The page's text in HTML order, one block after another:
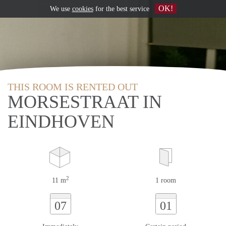
THIS ROOM IS RENTED OUT
MORSESTRAAT IN
EINDHOVEN
11 m2 1 room
07 01
We use cookiesfor the best service OK!